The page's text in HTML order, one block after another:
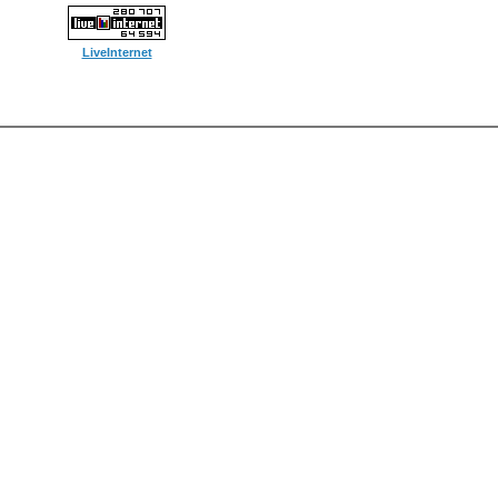
LiveInternet